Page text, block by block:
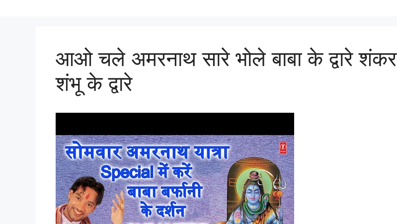
आओ चले अमरनाथ सारे भोले बाबा के द्वारे शंकर
शंभू के द्वारे